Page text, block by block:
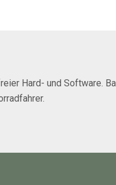
Hard- und Software.